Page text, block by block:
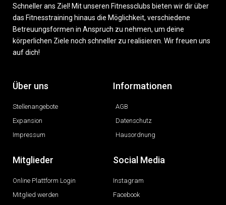
Schneller ans Ziel! Mit unseren Fitnessclubs bieten wir dir über
das Fitnesstraining hinaus die Möglichkeit, verschiedene
Betreuungsformen in Anspruch zu nehmen, um deine
körperlichen Ziele noch schneller zu realisieren. Wir freuen uns
auf dich!
Über uns
Stellenangebote
Expansion
Impressum
Informationen
AGB
Datenschutz
Hausordnung
Mitglieder
Online Plattform Login
Mitglied werden
Social Media
Instagram
Facebook